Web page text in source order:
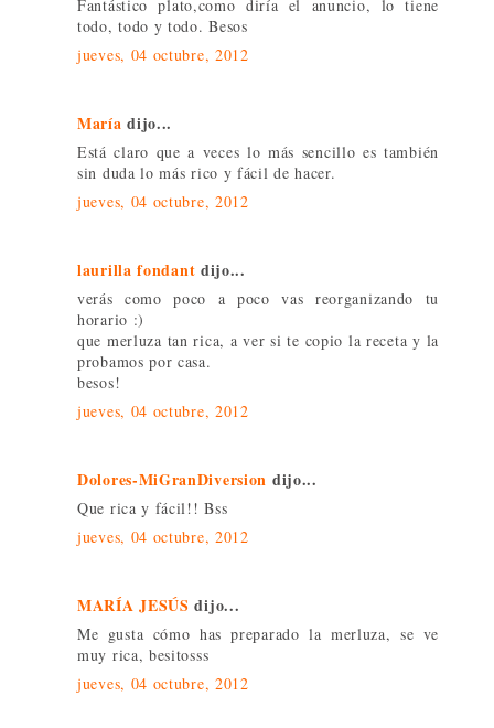
Fantástico plato,como diría el anuncio, lo tiene
todo, todo y todo. Besos
jueves, 04 octubre, 2012
María dijo...
Está claro que a veces lo más sencillo es también
sin duda lo más rico y fácil de hacer.
jueves, 04 octubre, 2012
laurilla fondant dijo...
verás como poco a poco vas reorganizando tu
horario :)
que merluza tan rica, a ver si te copio la receta y la
probamos por casa.
besos!
jueves, 04 octubre, 2012
Dolores-MiGranDiversion dijo...
Que rica y fácil!! Bss
jueves, 04 octubre, 2012
MARÍA JESÚS dijo...
Me gusta cómo has preparado la merluza, se ve
muy rica, besitosss
jueves, 04 octubre, 2012